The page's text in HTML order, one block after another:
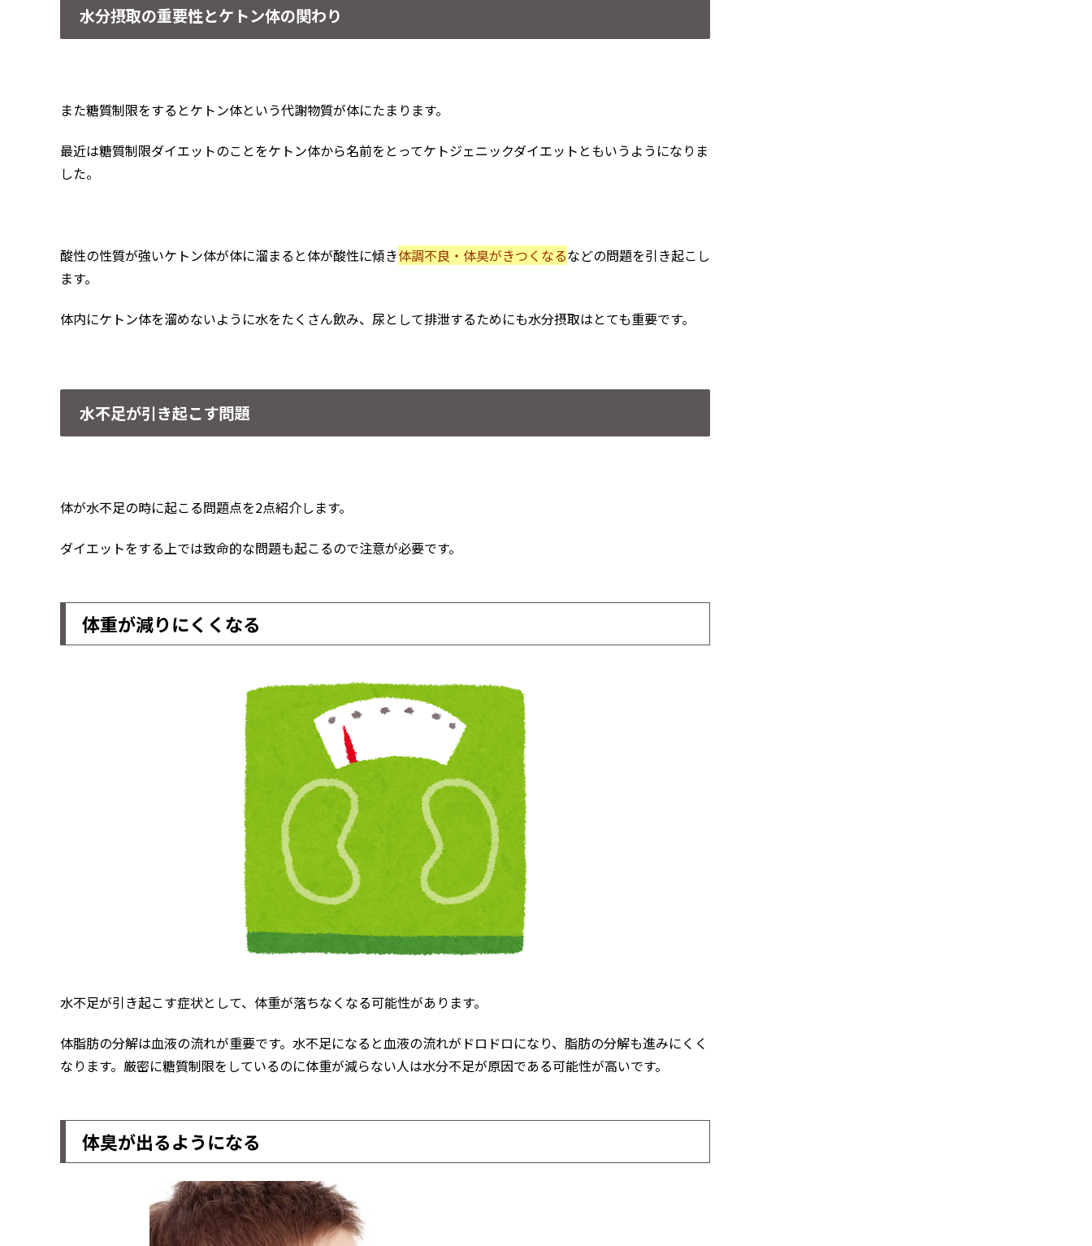
水分摂取の重要性とケトン体の関わり
また糖質制限をするとケトン体という代謝物質が体にたまります。
最近は糖質制限ダイエットのことをケトン体から名前をとってケトジェニックダイエットともいうようになりま
した。
酸性の性質が強いケトン体が体に溜まると体が酸性に傾き体調不良・体臭がきつくなるなどの問題を引き起こし
ます。
体内にケトン体を溜めないように水をたくさん飲み、尿として排泄するためにも水分摂取はとても重要です。
水不足が引き起こす問題
体が水不足の時に起こる問題点を2点紹介します。
ダイエットをする上では致命的な問題も起こるので注意が必要です。
体重が減りにくくなる
水不足が引き起こす症状として、体重が落ちなくなる可能性があります。
体脂肪の分解は血液の流れが重要です。水不足になると血液の流れがドロドロになり、脂肪の分解も進みにくく
なります。厳密に糖質制限をしているのに体重が減らない人は水分不足が原因である可能性が高いです。
体臭が出るようになる